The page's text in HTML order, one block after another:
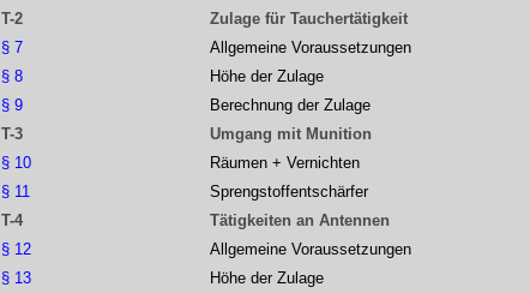
T-2
§ 7
§ 8
§ 9
T-3
§ 10
§ 11
T-4
§ 12
§ 13
Zulage für Tauchertätigkeit
Allgemeine Voraussetzungen
Höhe der Zulage
Berechnung der Zulage
Umgang mit Munition
Räumen + Vernichten
Sprengstoffentschärfer
Tätigkeiten an Antennen
Allgemeine Voraussetzungen
Höhe der Zulage